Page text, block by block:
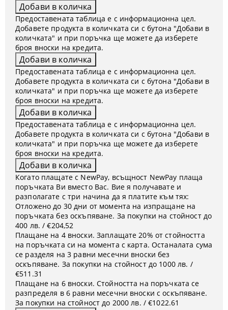
Предоставената таблица е с информационна цел.
Добавете продукта в количката си с бутона "Добави в
количката" и при поръчка ще можете да изберете
броя вноски на кредита.
Предоставената таблица е с информационна цел.
Добавете продукта в количката си с бутона "Добави в
количката" и при поръчка ще можете да изберете
броя вноски на кредита.
Предоставената таблица е с информационна цел.
Добавете продукта в количката си с бутона "Добави в
количката" и при поръчка ще можете да изберете
броя вноски на кредита.
Когато плащате с NewPay, всъщност NewPay плаща
поръчката Ви вместо Вас. Вие я получавате и
разполагате с три начина да я платите към тях:
Отложено до 30 дни от момента на изпращане на
поръчката без оскъпяване. За покупки на стойност до
400 лв. / €204,52
Плащане на 4 вноски. Заплащате 20% от стойността
на поръчката си на момента с карта. Останалата сума
се разделя на 3 равни месечни вноски без
оскъпяване. За покупки на стойност до 1000 лв. /
€511.31
Плащане на 6 вноски. Стойността на поръчката се
разпределя в 6 равни месечни вноски с оскъпяване.
За покупки на стойност до 2000 лв. / €1022.61